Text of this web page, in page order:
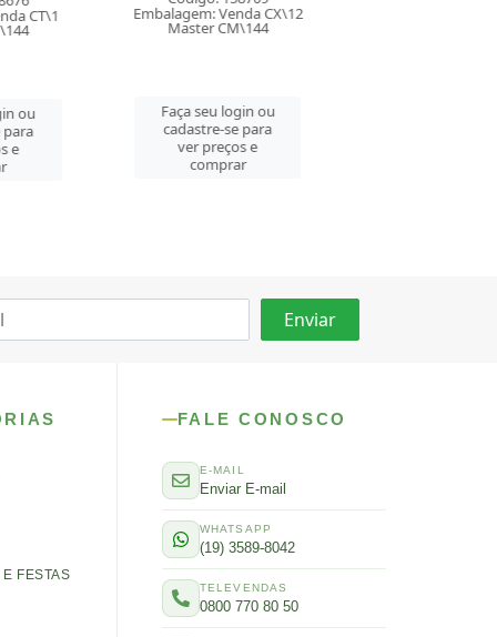
CX\12
ou
para
e
Embalagem: Venda CX\12
Master CM\144
Faça seu login ou
cadastre-se para
ver preços e
comprar
FESTAS
FALE CONOSCO
E-MAIL
Enviar E-mail
WHATSAPP
(19) 3589-8042
TELEVENDAS
0800 770 80 50